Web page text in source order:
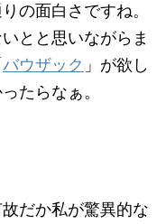
の面白さですね。
とと思いながらま
バウザック 」が欲し
たらなぁ。
だか私が驚異的な